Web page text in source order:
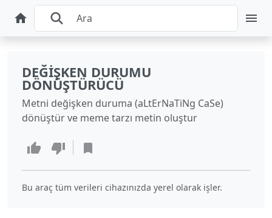
DEĞIŞKEN DURUMU
DÖNÜŞTÜRÜCÜ
Metni değişken duruma (aLtErNaTiNg CaSe)
dönüştür ve meme tarzı metin oluştur
Bu araç tüm verileri cihazınızda yerel olarak işler.